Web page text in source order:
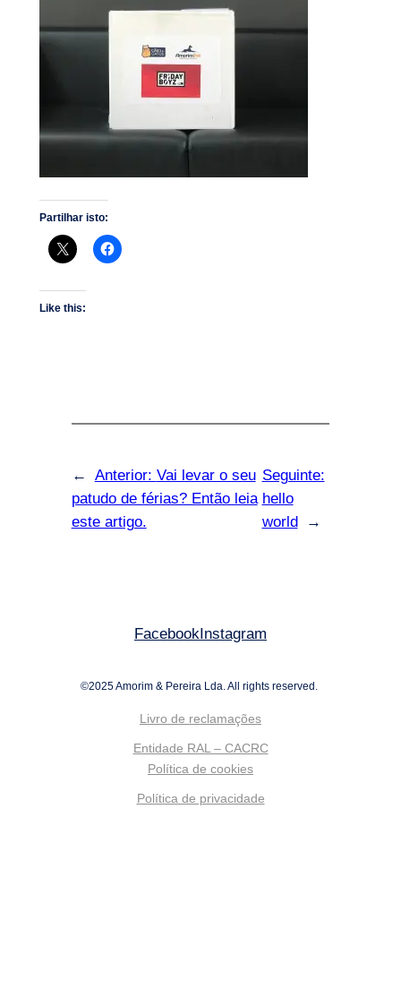
Partilhar isto:
Like this:
← Anterior: Vai levar o seu
patudo de férias? Então leia
este artigo.
Seguinte:
hello
world
→
FacebookInstagram
©2025 Amorim & Pereira Lda. All rights reserved.
Livro de reclamações
Entidade RAL – CACRC
Política de cookies
Política de privacidade